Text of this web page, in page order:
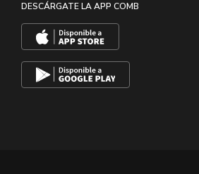
DESCÁRGATE LA APP COMB